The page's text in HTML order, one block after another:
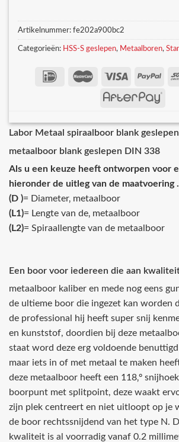
Artikelnummer: fe202a900bc2
Categorieën: HSS-S geslepen, Metaalboren,
Labor Metaal spiraalboor blank
metaalboor blank geslepen DIN 338
Als u een keuze heeft ontworpen voor
hieronder de uitleg van de maatvoering .
(D )= Diameter‚ metaalboor
(L1)= Lengte van de‚ metaalboor
(L2)= Spiraallengte van de metaalboor
Een boor voor iedereen die aan
metaalboor kaliber en mede nog eens
de ultieme boor die ingezet kan worden
de professional hij heeft super snij
en kunststof, doordien bij deze
staat word deze erg voldoende
maar iets in of met metaal te maken
deze metaalboor heeft een 118‚º
boorpunt met splitpoint, deze waakt
zijn plek centreert en niet uitloopt op je
de boor rechtssnijdend van het type N.
kwaliteit is al voorradig vanaf 0.2